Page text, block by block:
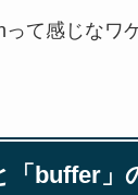
て感じなワ
「buffer」